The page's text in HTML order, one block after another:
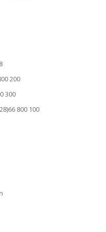
200
300
800 100